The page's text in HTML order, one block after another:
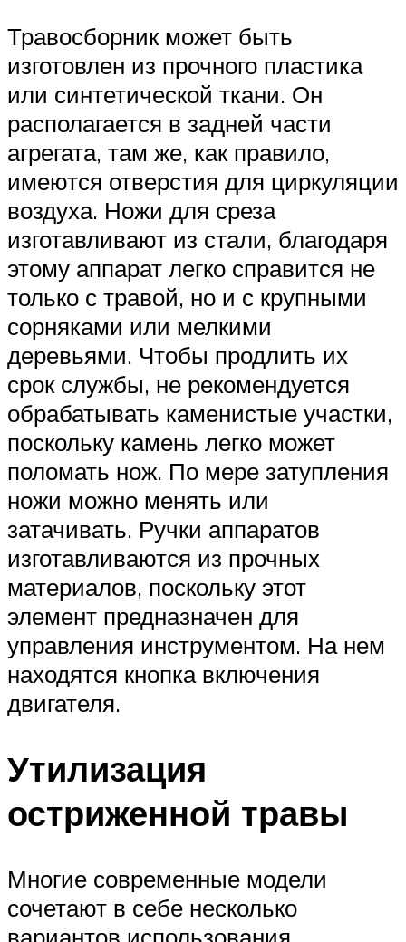
Травосборник может быть
изготовлен из прочного пластика
или синтетической ткани. Он
располагается в задней части
агрегата, там же, как правило,
имеются отверстия для циркуляции
воздуха. Ножи для среза
изготавливают из стали, благодаря
этому аппарат легко справится не
только с травой, но и с крупными
сорняками или мелкими
деревьями. Чтобы продлить их
срок службы, не рекомендуется
обрабатывать каменистые участки,
поскольку камень легко может
поломать нож. По мере затупления
ножи можно менять или
затачивать. Ручки аппаратов
изготавливаются из прочных
материалов, поскольку этот
элемент предназначен для
управления инструментом. На нем
находятся кнопка включения
двигателя.
Утилизация
остриженной травы
Многие современные модели
сочетают в себе несколько
вариантов использования